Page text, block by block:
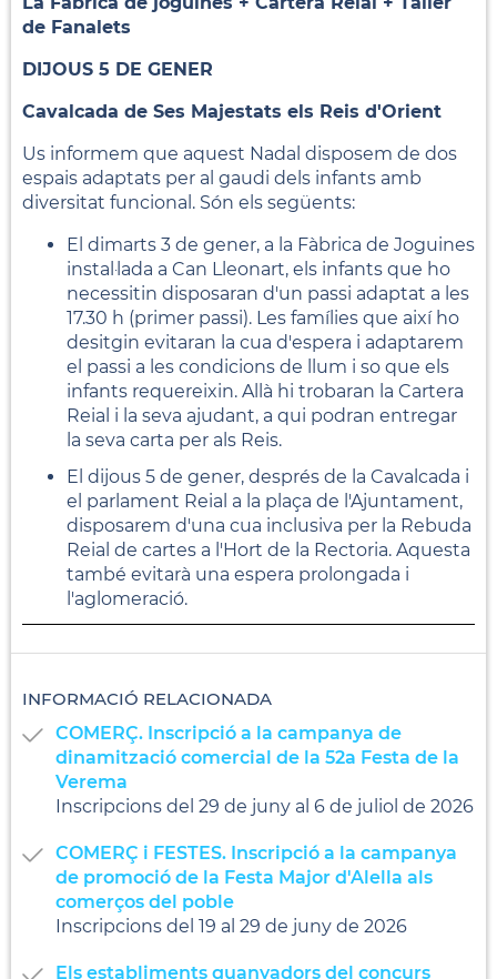
de Fanalets
DIJOUS 5 DE GENER
Cavalcada de Ses Majestats els Reis d'Orient
Us informem que aquest Nadal disposem de dos
espais adaptats per al gaudi dels infants amb
diversitat funcional. Són els següents:
El dimarts 3 de gener, a la Fàbrica de Joguines
instal·lada a Can Lleonart, els infants que ho
necessitin disposaran d'un passi adaptat a les
17.30 h (primer passi). Les famílies que així ho
desitgin evitaran la cua d'espera i adaptarem
el passi a les condicions de llum i so que els
infants requereixin. Allà hi trobaran la Cartera
Reial i la seva ajudant, a qui podran entregar
la seva carta per als Reis.
El dijous 5 de gener, després de la Cavalcada i
el parlament Reial a la plaça de l'Ajuntament,
disposarem d'una cua inclusiva per la Rebuda
Reial de cartes a l'Hort de la Rectoria. Aquesta
també evitarà una espera prolongada i
l'aglomeració.
INFORMACIÓ RELACIONADA
COMERÇ. Inscripció a la campanya de
dinamització comercial de la 52a Festa de la
Verema
Inscripcions del 29 de juny al 6 de juliol de 2026
COMERÇ i FESTES. Inscripció a la campanya
de promoció de la Festa Major d'Alella als
comerços del poble
Inscripcions del 19 al 29 de juny de 2026
Els establiments guanyadors del concurs